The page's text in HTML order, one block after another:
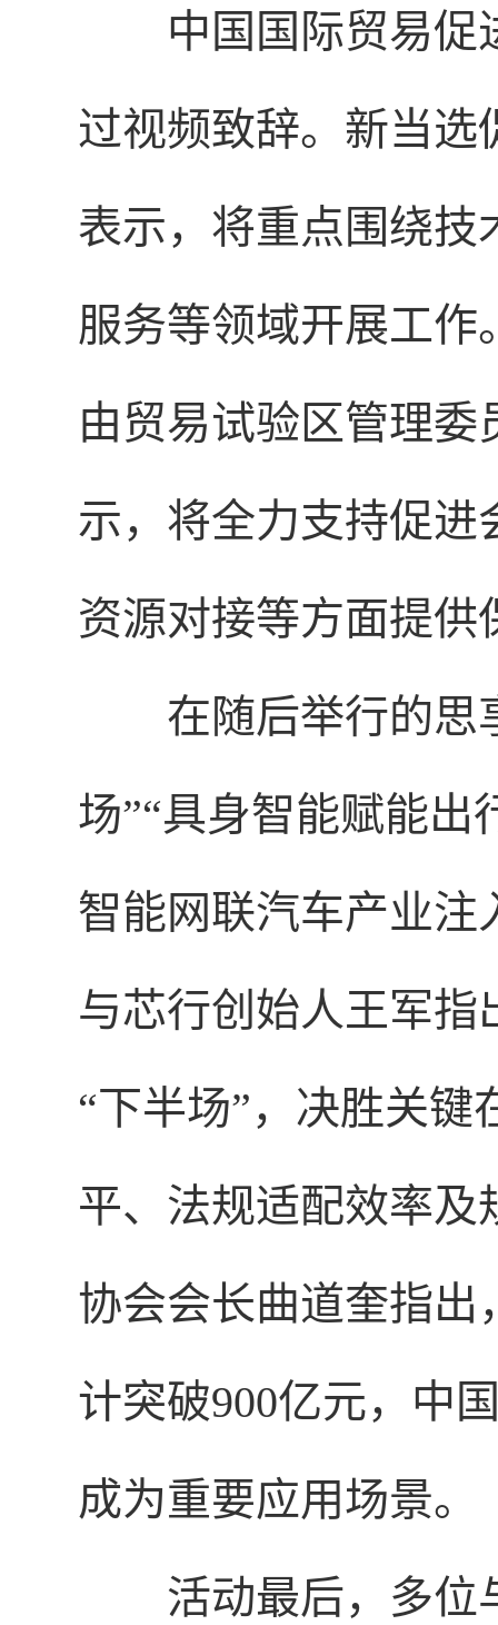
中国国际贸易促
过视频致辞。新当选
表示，将重点围绕技
服务等领域开展工
由贸易试验区管理
示，将全力支持促进
资源对接等方面提供
在随后举行的思
场”“具身智能赋能出
智能网联汽车产业
与芯行创始人王军
“下半场”，决胜关
平、法规适配效率
协会会长曲道奎指出
计突破900亿元，中
成为重要应用场景。
活动最后，多位